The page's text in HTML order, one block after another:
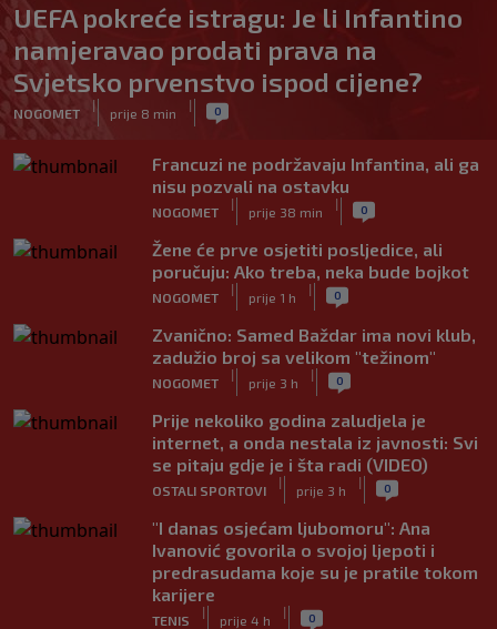
UEFA pokreće istragu: Je li Infantino
namjeravao prodati prava na
Svjetsko prvenstvo ispod cijene?
NOGOMET
|
prije 8 min
| 0
Francuzi ne podržavaju Infantina, ali ga
nisu pozvali na ostavku
NOGOMET
|
prije 38 min
| 0
Žene će prve osjetiti posljedice, ali
poručuju: Ako treba, neka bude bojkot
NOGOMET
|
prije 1 h
| 0
Zvanično: Samed Baždar ima novi klub,
zadužio broj sa velikom "težinom"
NOGOMET
|
prije 3 h
| 0
Prije nekoliko godina zaludjela je
internet, a onda nestala iz javnosti: Svi
se pitaju gdje je i šta radi (VIDEO)
OSTALI SPORTOVI
|
prije 3 h
| 0
"I danas osjećam ljubomoru": Ana
Ivanović govorila o svojoj ljepoti i
predrasudama koje su je pratile tokom
karijere
TENIS
|
prije 4 h
| 0